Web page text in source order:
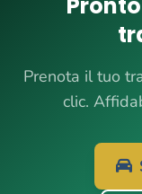
Prenota il tuo
clic.